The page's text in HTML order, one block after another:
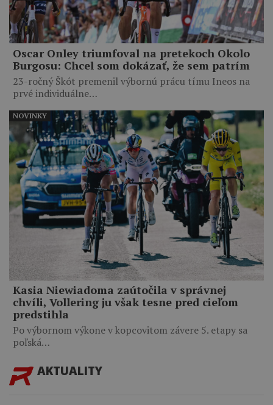
Oscar Onley triumfoval na pretekoch Okolo
Burgosu: Chcel som dokázať, že sem patrím
23-ročný Škót premenil výbornú prácu tímu Ineos na
prvé individuálne…
Kasia Niewiadoma zaútočila v správnej
chvíli, Vollering ju však tesne pred cieľom
predstihla
Po výbornom výkone v kopcovitom závere 5. etapy sa
poľská…
NOVINKY
AKTUALITY